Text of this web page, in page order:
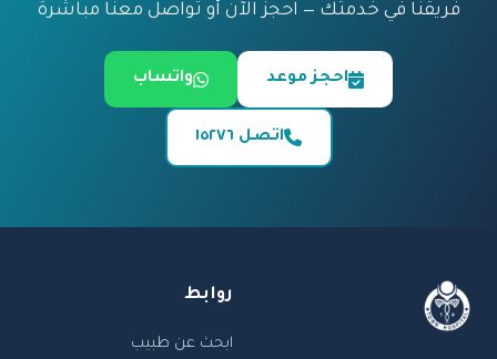
فريقنا في خدمتك — احجز الآن أو تواصل معنا مباشرة
احجز موعد واتساب
اتصل ١٥٢٧٦
روابط
ابحث عن طبيب